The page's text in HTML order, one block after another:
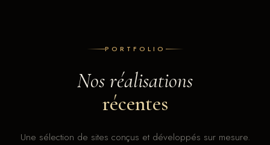
PORTFOLIO
Nos réalisations
récentes
Une sélection de sites conçus et développés sur mesure.